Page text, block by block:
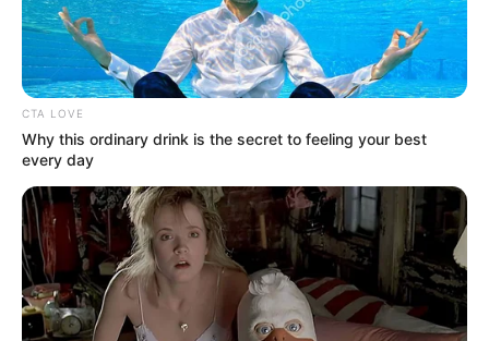
CTA LOVE
Why this ordinary drink is the secret to feeling your best
every day